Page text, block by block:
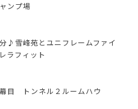
ンプ場
♪雪峰苑とユニフレームファイ
ラフィット
目 トンネル２ルームハウ